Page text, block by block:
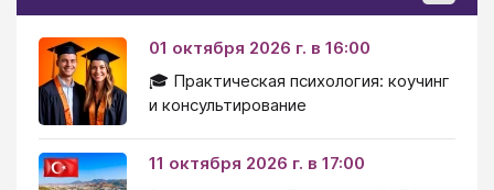
01 октября 2026 г. в 16:00
🎓 Практическая психология: коучинг
и консультирование
11 октября 2026 г. в 17:00